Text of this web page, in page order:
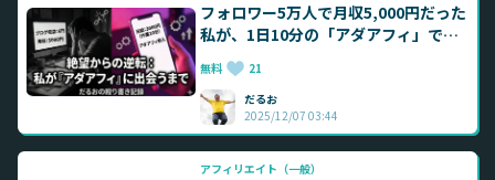
フォロワー5万人で月収5,000円だった
私が、1日10分の「アダアフィ」で人
生のバグを見つける話
無料
21
だるお
2025/12/07 03:44
アフィリエイト（一般）